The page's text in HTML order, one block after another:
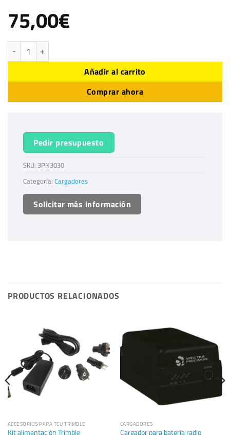
75,00€
Cargador Settop para NiMH. Cargador apto para batería de NiMH Settop
Añadir al carrito
Comprar ahora
Pedir presupuesto
SKU: 3PN3030
Categoría: Cargadores
Solicitar más información
PRODUCTOS RELACIONADOS
ACCESORIOS PARA TCU TRIMBLE
Kit alimentación Trimble
CARGADORES
Cargador para batería radio